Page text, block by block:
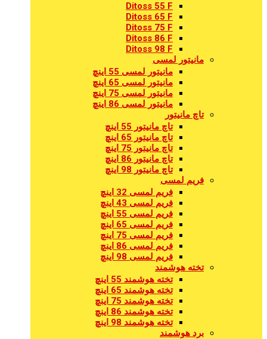
Ditoss 55 F
Ditoss 65 F
Ditoss 75 F
Ditoss 86 F
Ditoss 98 F
مانیتور لمسی
مانیتور لمسی 55 اینچ
مانیتور لمسی 65 اینچ
مانیتور لمسی 75 اینچ
مانیتور لمسی 86 اینچ
تاچ مانیتور
تاچ مانیتور 55 اینچ
تاچ مانیتور 65 اینچ
تاچ مانیتور 75 اینچ
تاچ مانیتور 86 اینچ
تاچ مانیتور 98 اینچ
فریم لمسی
فریم لمسی 32 اینچ
فریم لمسی 43 اینچ
فریم لمسی 55 اینچ
فریم لمسی 65 اینچ
فریم لمسی 75 اینچ
فریم لمسی 86 اینچ
فریم لمسی 98 اینچ
تخته هوشمند
تخته هوشمند 55 اینچ
تخته هوشمند 65 اینچ
تخته هوشمند 75 اینچ
تخته هوشمند 86 اینچ
تخته هوشمند 98 اینچ
برد هوشمند